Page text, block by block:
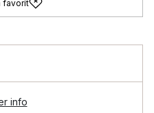
favorit
info